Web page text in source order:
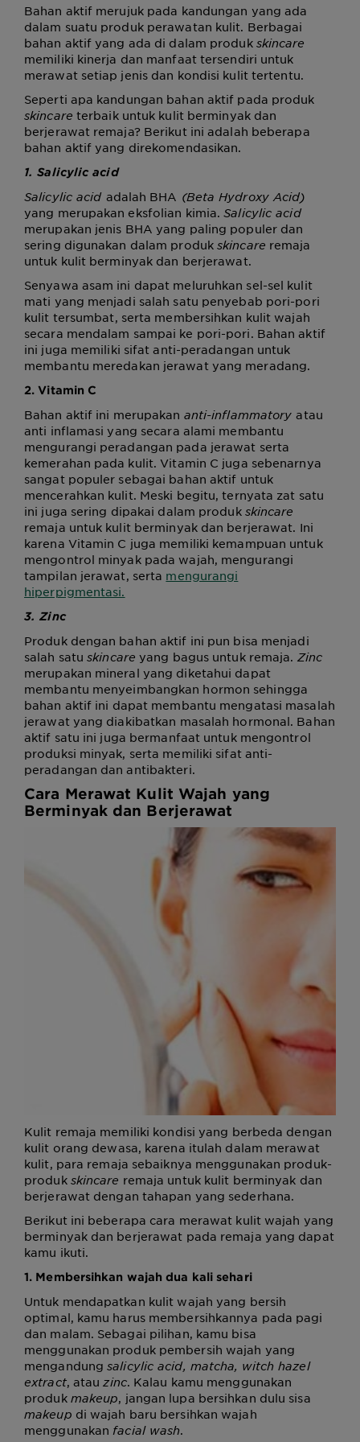
Bahan aktif merujuk pada kandungan yang ada
dalam suatu produk perawatan kulit. Berbagai
bahan aktif yang ada di dalam produk skincare
memiliki kinerja dan manfaat tersendiri untuk
merawat setiap jenis dan kondisi kulit tertentu.
Seperti apa kandungan bahan aktif pada produk
skincare terbaik untuk kulit berminyak dan
berjerawat remaja? Berikut ini adalah beberapa
bahan aktif yang direkomendasikan.
1. Salicylic acid
Salicylic acid adalah BHA (Beta Hydroxy Acid)
yang merupakan eksfolian kimia.Salicylic acid
merupakan jenis BHA yang paling populer dan
sering digunakan dalam produkskincare remaja
untuk kulit berminyak dan berjerawat.
Senyawa asam ini dapat meluruhkan sel-sel kulit
mati yang menjadi salah satu penyebab pori-pori
kulit tersumbat, serta membersihkan kulit wajah
secara mendalam sampai ke pori-pori. Bahan aktif
ini juga memiliki sifat anti-peradangan untuk
membantu meredakan jerawat yang meradang.
2. Vitamin C
Bahan aktif ini merupakan anti-inflammatoryatau
anti inflamasi yang secara alami membantu
mengurangi peradangan pada jerawat serta
kemerahan pada kulit. Vitamin C juga sebenarnya
sangat populer sebagai bahan aktif untuk
mencerahkan kulit. Meski begitu, ternyata zat satu
ini juga sering dipakai dalam produk skincare
remaja untuk kulit berminyak dan berjerawat. Ini
karena Vitamin C juga memiliki kemampuan untuk
mengontrol minyak pada wajah, mengurangi
tampilan jerawat, serta mengurangi
hiperpigmentasi.
3. Zinc
Produk dengan bahan aktif ini pun bisa menjadi
salah satuskincare yang bagus untuk remaja. Zinc
merupakan mineral yang diketahui dapat
membantu menyeimbangkan hormon sehingga
bahan aktif ini dapat membantu mengatasi masalah
jerawat yang diakibatkan masalah hormonal. Bahan
aktif satu ini juga bermanfaat untuk mengontrol
produksi minyak, serta memiliki sifat anti-
peradangan dan antibakteri.
Cara Merawat Kulit Wajah yang
Berminyak dan Berjerawat
Kulit remaja memiliki kondisi yang berbeda dengan
kulit orang dewasa, karena itulah dalam merawat
kulit, para remaja sebaiknya menggunakan produk-
produk skincare remaja untuk kulit berminyak dan
berjerawat dengan tahapan yang sederhana.
Berikut ini beberapa cara merawat kulit wajah yang
berminyak dan berjerawat pada remaja yang dapat
kamu ikuti.
1. Membersihkan wajah dua kali sehari
Untuk mendapatkan kulit wajah yang bersih
optimal, kamu harus membersihkannya pada pagi
dan malam. Sebagai pilihan, kamu bisa
menggunakan produk pembersih wajah yang
mengandungsalicylic acid, matcha, witch hazel
extract, atauzinc. Kalau kamu menggunakan
produk makeup, jangan lupa bersihkan dulu sisa
makeup di wajah baru bersihkan wajah
menggunakan facial wash.